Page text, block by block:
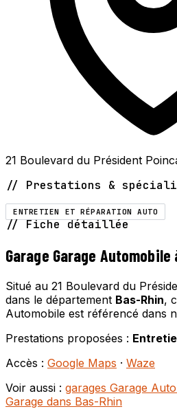
21 Boulevard du Président
// Prestations &
ENTRETIEN ET RÉPARATION AUTO
// Fiche détaillée
Garage Garage
Situé au 21 Boulevard du
dans le département Bas-Rhin,
Automobile est référencé dans
Prestations proposées :
Accès : Google Maps · Waze
Voir aussi : garages Garage
Garage dans Bas-Rhin